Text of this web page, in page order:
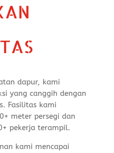
dapur, kami
yang canggih dengan
Fasilitas kami
meter persegi dan
pekerja terampil.
kami mencapai